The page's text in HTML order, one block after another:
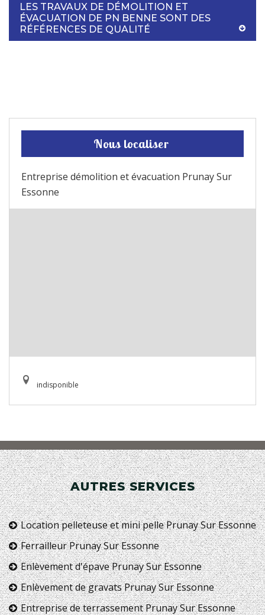
LES TRAVAUX DE DÉMOLITION ET
ÉVACUATION DE PN BENNE SONT DES
RÉFÉRENCES DE QUALITÉ
Nous localiser
Entreprise démolition et évacuation Prunay Sur
Essonne
indisponible
AUTRES SERVICES
Location pelleteuse et mini pelle Prunay Sur Essonne
Ferrailleur Prunay Sur Essonne
Enlèvement d'épave Prunay Sur Essonne
Enlèvement de gravats Prunay Sur Essonne
Entreprise de terrassement Prunay Sur Essonne